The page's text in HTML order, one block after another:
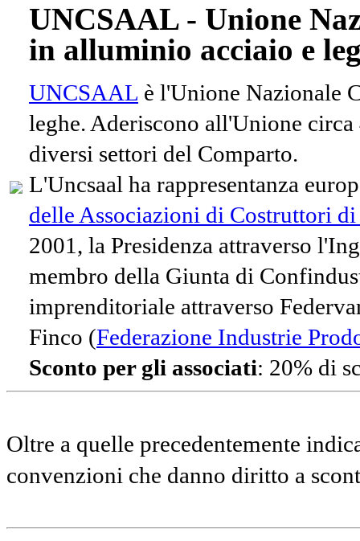
UNCSAAL - Unione
in alluminio acciaio e
UNCSAAL è l'Unione Nazionale
leghe. Aderiscono all'Unione
diversi settori del Comparto.
L'Uncsaal ha rappresentanza
delle Associazioni di Costruttori
2001, la Presidenza attraverso
membro della Giunta di
imprenditoriale attraverso
Finco (Federazione Industrie
Sconto per gli associati: 20% di
Oltre a quelle precedentemente
convenzioni che danno diritto a